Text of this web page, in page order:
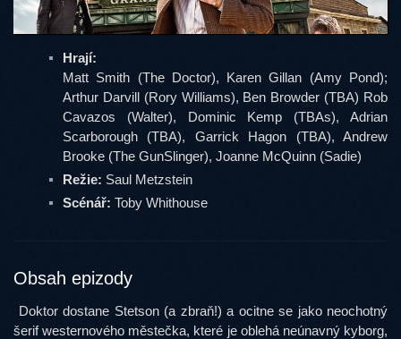
Hrají:
Matt Smith (The Doctor), Karen Gillan (Amy Pond);
Arthur Darvill (Rory Williams), Ben Browder (TBA) Rob
Cavazos (Walter), Dominic Kemp (TBAs), Adrian
Scarborough (TBA), Garrick Hagon (TBA), Andrew
Brooke (The GunSlinger), Joanne McQuinn (Sadie)
Režie: Saul Metzstein
Scénář: Toby Whithouse
Obsah epizody
Doktor dostane Stetson (a zbraň!) a ocitne se jako neochotný
šerif westernového městečka, které je oblehá neúnavný kyborg,